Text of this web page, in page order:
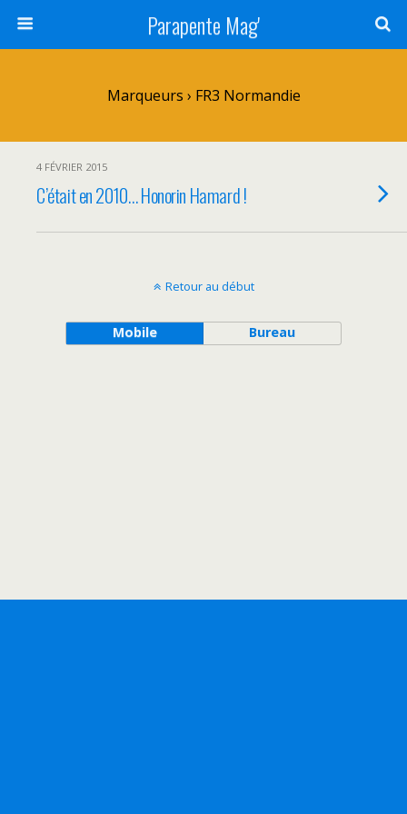
Parapente Mag'
Marqueurs › FR3 Normandie
4 FÉVRIER 2015
C’était en 2010… Honorin Hamard !
Retour au début
Mobile Bureau